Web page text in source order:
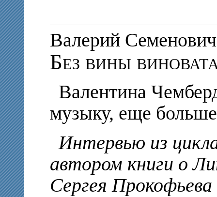
Валерий
Без вины
Валентина
музыку, еще
Интервью из
автором книги о
Сергея Прокофьева